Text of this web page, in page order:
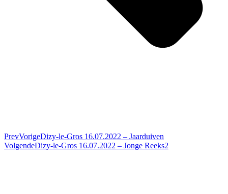
PrevVorigeDizy-le-Gros 16.07.2022 – Jaarduiven
VolgendeDizy-le-Gros 16.07.2022 – Jonge Reeks2